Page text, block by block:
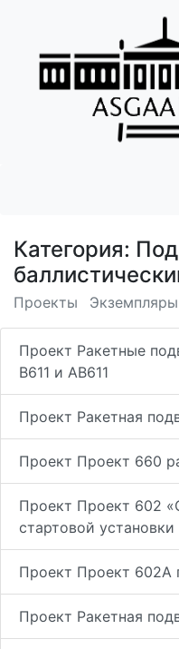
Категория:
Проекты Экземпляры
Проект Ракетные
В611 и АВ611
Проект Ракетная
Проект Проект 660
Проект Проект 602
стартовой установки
Проект Проект 602А
Проект Ракетная